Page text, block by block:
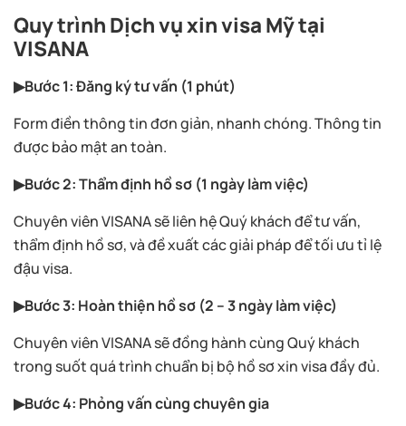
Quy trình Dịch vụ xin visa Mỹ tại
VISANA
▶Bước 1: Đăng ký tư vấn (1 phút)
Form điền thông tin đơn giản, nhanh chóng. Thông tin
được bảo mật an toàn.
▶Bước 2: Thẩm định hồ sơ (1 ngày làm việc)
Chuyên viên VISANA sẽ liên hệ Quý khách để tư vấn,
thẩm định hồ sơ, và đề xuất các giải pháp để tối ưu tỉ lệ
đậu visa.
▶Bước 3: Hoàn thiện hồ sơ (2 – 3 ngày làm việc)
Chuyên viên VISANA sẽ đồng hành cùng Quý khách
trong suốt quá trình chuẩn bị bộ hồ sơ xin visa đầy đủ.
▶Bước 4: Phỏng vấn cùng chuyên gia